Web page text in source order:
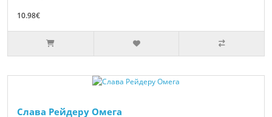
10.98€
Слава Рейдеру Омега